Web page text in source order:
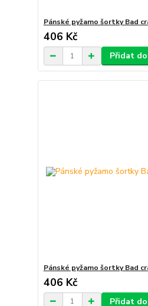
Pánské pyžamo šortky Bad
406 Kč
Přidat
Pánské pyžamo šortky Bad
406 Kč
Přidat